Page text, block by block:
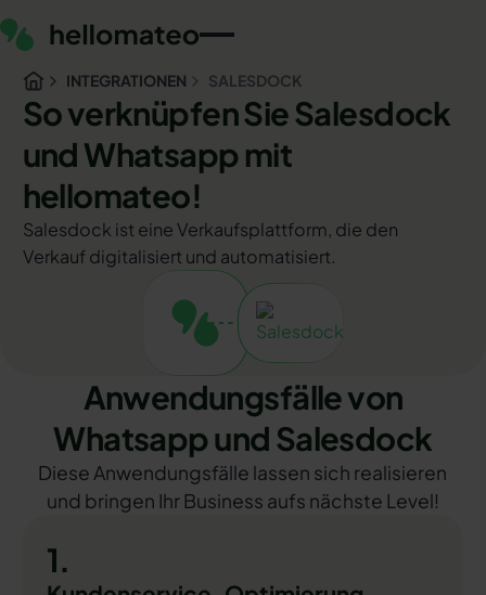
INTEGRATIONEN SALESDOCK
So verknüpfen Sie Salesdock
und Whatsapp mit
hellomateo!
Salesdock ist eine Verkaufsplattform, die den
Verkauf digitalisiert und automatisiert.
Anwendungsfälle von
Whatsapp und Salesdock
Diese Anwendungsfälle lassen sich realisieren
und bringen Ihr Business aufs nächste Level!
1.